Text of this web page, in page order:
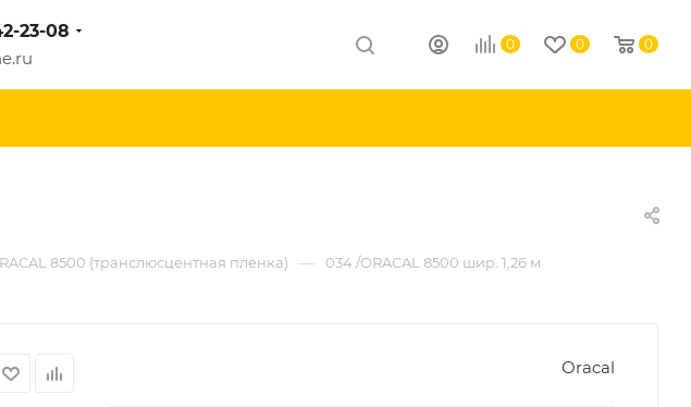
23-08
0 0 0
8500 (транслюсцентная пленка) — 034 /ORACAL 8500 шир. 1,26 м
Oracal